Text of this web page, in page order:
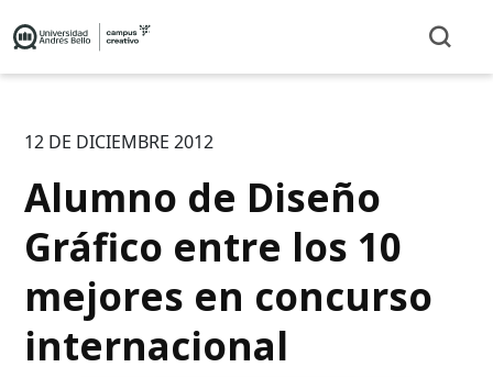
12 DE DICIEMBRE 2012
Alumno de Diseño
Gráfico entre los 10
mejores en concurso
internacional